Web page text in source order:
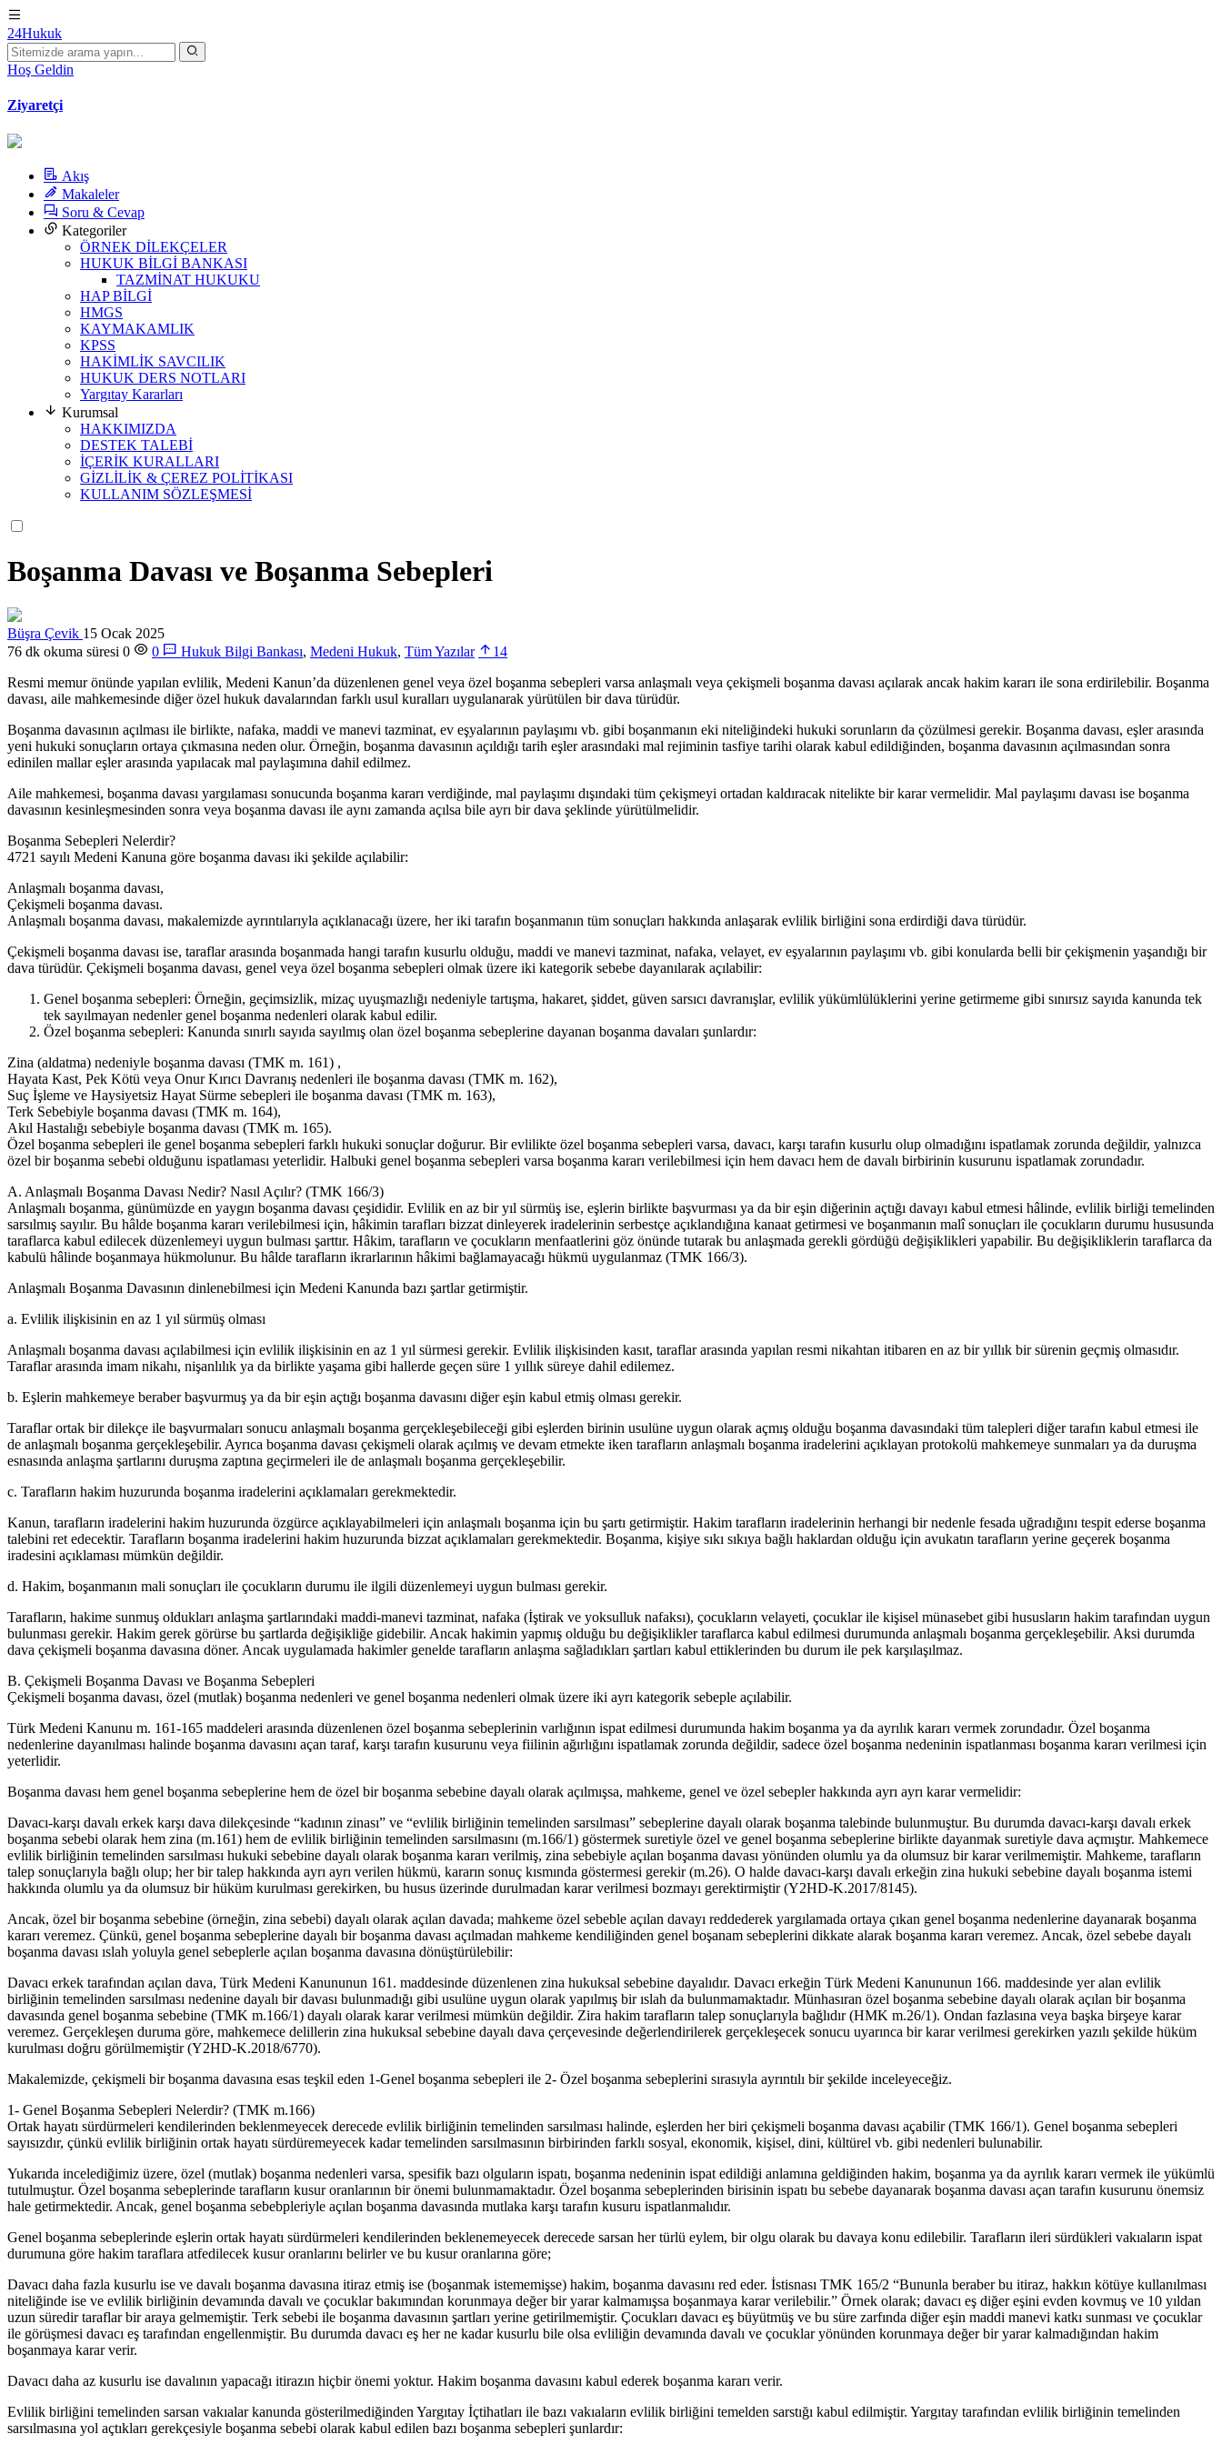
24Hukuk
Hoş Geldin
Ziyaretçi
Akış
Makaleler
Soru & Cevap
Kategoriler
ÖRNEK DİLEKÇELER
HUKUK BİLGİ BANKASI
TAZMİNAT HUKUKU
HAP BİLGİ
HMGS
KAYMAKAMLIK
KPSS
HAKİMLİK SAVCILIK
HUKUK DERS NOTLARI
Yargıtay Kararları
Kurumsal
HAKKIMIZDA
DESTEK TALEBİ
İÇERİK KURALLARI
GİZLİLİK & ÇEREZ POLİTİKASI
KULLANIM SÖZLEŞMESİ
Boşanma Davası ve Boşanma Sebepleri
Büşra Çevik 15 Ocak 2025
76 dk okuma süresi 0 0 Hukuk Bilgi Bankası, Medeni Hukuk, Tüm Yazılar
14
Resmi memur önünde yapılan evlilik, Medeni Kanun’da düzenlenen genel veya özel boşanma sebepleri varsa anlaşmalı veya çekişmeli boşanma davası açılarak ancak hakim kararı ile sona erdirilebilir. Boşanma
davası, aile mahkemesinde diğer özel hukuk davalarından farklı usul kuralları uygulanarak yürütülen bir dava türüdür.
Boşanma davasının açılması ile birlikte, nafaka, maddi ve manevi tazminat, ev eşyalarının paylaşımı vb. gibi boşanmanın eki niteliğindeki hukuki sorunların da çözülmesi gerekir. Boşanma davası, eşler arasında
yeni hukuki sonuçların ortaya çıkmasına neden olur. Örneğin, boşanma davasının açıldığı tarih eşler arasındaki mal rejiminin tasfiye tarihi olarak kabul edildiğinden, boşanma davasının açılmasından sonra
edinilen mallar eşler arasında yapılacak mal paylaşımına dahil edilmez.
Aile mahkemesi, boşanma davası yargılaması sonucunda boşanma kararı verdiğinde, mal paylaşımı dışındaki tüm çekişmeyi ortadan kaldıracak nitelikte bir karar vermelidir. Mal paylaşımı davası ise boşanma
davasının kesinleşmesinden sonra veya boşanma davası ile aynı zamanda açılsa bile ayrı bir dava şeklinde yürütülmelidir.
Boşanma Sebepleri Nelerdir?
4721 sayılı Medeni Kanuna göre boşanma davası iki şekilde açılabilir:
Anlaşmalı boşanma davası,
Çekişmeli boşanma davası.
Anlaşmalı boşanma davası, makalemizde ayrıntılarıyla açıklanacağı üzere, her iki tarafın boşanmanın tüm sonuçları hakkında anlaşarak evlilik birliğini sona erdirdiği dava türüdür.
Çekişmeli boşanma davası ise, taraflar arasında boşanmada hangi tarafın kusurlu olduğu, maddi ve manevi tazminat, nafaka, velayet, ev eşyalarının paylaşımı vb. gibi konularda belli bir çekişmenin yaşandığı bir
dava türüdür. Çekişmeli boşanma davası, genel veya özel boşanma sebepleri olmak üzere iki kategorik sebebe dayanılarak açılabilir:
Genel boşanma sebepleri: Örneğin, geçimsizlik, mizaç uyuşmazlığı nedeniyle tartışma, hakaret, şiddet, güven sarsıcı davranışlar, evlilik yükümlülüklerini yerine getirmeme gibi sınırsız sayıda kanunda tek
tek sayılmayan nedenler genel boşanma nedenleri olarak kabul edilir.
Özel boşanma sebepleri: Kanunda sınırlı sayıda sayılmış olan özel boşanma sebeplerine dayanan boşanma davaları şunlardır:
Zina (aldatma) nedeniyle boşanma davası (TMK m. 161) ,
Hayata Kast, Pek Kötü veya Onur Kırıcı Davranış nedenleri ile boşanma davası (TMK m. 162),
Suç İşleme ve Haysiyetsiz Hayat Sürme sebepleri ile boşanma davası (TMK m. 163),
Terk Sebebiyle boşanma davası (TMK m. 164),
Akıl Hastalığı sebebiyle boşanma davası (TMK m. 165).
Özel boşanma sebepleri ile genel boşanma sebepleri farklı hukuki sonuçlar doğurur. Bir evlilikte özel boşanma sebepleri varsa, davacı, karşı tarafın kusurlu olup olmadığını ispatlamak zorunda değildir, yalnızca
özel bir boşanma sebebi olduğunu ispatlaması yeterlidir. Halbuki genel boşanma sebepleri varsa boşanma kararı verilebilmesi için hem davacı hem de davalı birbirinin kusurunu ispatlamak zorundadır.
A. Anlaşmalı Boşanma Davası Nedir? Nasıl Açılır? (TMK 166/3)
Anlaşmalı boşanma, günümüzde en yaygın boşanma davası çeşididir. Evlilik en az bir yıl sürmüş ise, eşlerin birlikte başvurması ya da bir eşin diğerinin açtığı davayı kabul etmesi hâlinde, evlilik birliği temelinden
sarsılmış sayılır. Bu hâlde boşanma kararı verilebilmesi için, hâkimin tarafları bizzat dinleyerek iradelerinin serbestçe açıklandığına kanaat getirmesi ve boşanmanın malî sonuçları ile çocukların durumu hususunda
taraflarca kabul edilecek düzenlemeyi uygun bulması şarttır. Hâkim, tarafların ve çocukların menfaatlerini göz önünde tutarak bu anlaşmada gerekli gördüğü değişiklikleri yapabilir. Bu değişikliklerin taraflarca da
kabulü hâlinde boşanmaya hükmolunur. Bu hâlde tarafların ikrarlarının hâkimi bağlamayacağı hükmü uygulanmaz (TMK 166/3).
Anlaşmalı Boşanma Davasının dinlenebilmesi için Medeni Kanunda bazı şartlar getirmiştir.
a. Evlilik ilişkisinin en az 1 yıl sürmüş olması
Anlaşmalı boşanma davası açılabilmesi için evlilik ilişkisinin en az 1 yıl sürmesi gerekir. Evlilik ilişkisinden kasıt, taraflar arasında yapılan resmi nikahtan itibaren en az bir yıllık bir sürenin geçmiş olmasıdır.
Taraflar arasında imam nikahı, nişanlılık ya da birlikte yaşama gibi hallerde geçen süre 1 yıllık süreye dahil edilemez.
b. Eşlerin mahkemeye beraber başvurmuş ya da bir eşin açtığı boşanma davasını diğer eşin kabul etmiş olması gerekir.
Taraflar ortak bir dilekçe ile başvurmaları sonucu anlaşmalı boşanma gerçekleşebileceği gibi eşlerden birinin usulüne uygun olarak açmış olduğu boşanma davasındaki tüm talepleri diğer tarafın kabul etmesi ile
de anlaşmalı boşanma gerçekleşebilir. Ayrıca boşanma davası çekişmeli olarak açılmış ve devam etmekte iken tarafların anlaşmalı boşanma iradelerini açıklayan protokolü mahkemeye sunmaları ya da duruşma
esnasında anlaşma şartlarını duruşma zaptına geçirmeleri ile de anlaşmalı boşanma gerçekleşebilir.
c. Tarafların hakim huzurunda boşanma iradelerini açıklamaları gerekmektedir.
Kanun, tarafların iradelerini hakim huzurunda özgürce açıklayabilmeleri için anlaşmalı boşanma için bu şartı getirmiştir. Hakim tarafların iradelerinin herhangi bir nedenle fesada uğradığını tespit ederse boşanma
talebini ret edecektir. Tarafların boşanma iradelerini hakim huzurunda bizzat açıklamaları gerekmektedir. Boşanma, kişiye sıkı sıkıya bağlı haklardan olduğu için avukatın tarafların yerine geçerek boşanma
iradesini açıklaması mümkün değildir.
d. Hakim, boşanmanın mali sonuçları ile çocukların durumu ile ilgili düzenlemeyi uygun bulması gerekir.
Tarafların, hakime sunmuş oldukları anlaşma şartlarındaki maddi-manevi tazminat, nafaka (İştirak ve yoksulluk nafaksı), çocukların velayeti, çocuklar ile kişisel münasebet gibi hususların hakim tarafından uygun
bulunması gerekir. Hakim gerek görürse bu şartlarda değişikliğe gidebilir. Ancak hakimin yapmış olduğu bu değişiklikler taraflarca kabul edilmesi durumunda anlaşmalı boşanma gerçekleşebilir. Aksi durumda
dava çekişmeli boşanma davasına döner. Ancak uygulamada hakimler genelde tarafların anlaşma sağladıkları şartları kabul ettiklerinden bu durum ile pek karşılaşılmaz.
B. Çekişmeli Boşanma Davası ve Boşanma Sebepleri
Çekişmeli boşanma davası, özel (mutlak) boşanma nedenleri ve genel boşanma nedenleri olmak üzere iki ayrı kategorik sebeple açılabilir.
Türk Medeni Kanunu m. 161-165 maddeleri arasında düzenlenen özel boşanma sebeplerinin varlığının ispat edilmesi durumunda hakim boşanma ya da ayrılık kararı vermek zorundadır. Özel boşanma
nedenlerine dayanılması halinde boşanma davasını açan taraf, karşı tarafın kusurunu veya fiilinin ağırlığını ispatlamak zorunda değildir, sadece özel boşanma nedeninin ispatlanması boşanma kararı verilmesi için
yeterlidir.
Boşanma davası hem genel boşanma sebeplerine hem de özel bir boşanma sebebine dayalı olarak açılmışsa, mahkeme, genel ve özel sebepler hakkında ayrı ayrı karar vermelidir:
Davacı-karşı davalı erkek karşı dava dilekçesinde “kadının zinası” ve “evlilik birliğinin temelinden sarsılması” sebeplerine dayalı olarak boşanma talebinde bulunmuştur. Bu durumda davacı-karşı davalı erkek
boşanma sebebi olarak hem zina (m.161) hem de evlilik birliğinin temelinden sarsılmasını (m.166/1) göstermek suretiyle özel ve genel boşanma sebeplerine birlikte dayanmak suretiyle dava açmıştır. Mahkemece
evlilik birliğinin temelinden sarsılması hukuki sebebine dayalı olarak boşanma kararı verilmiş, zina sebebiyle açılan boşanma davası yönünden olumlu ya da olumsuz bir karar verilmemiştir. Mahkeme, tarafların
talep sonuçlarıyla bağlı olup; her bir talep hakkında ayrı ayrı verilen hükmü, kararın sonuç kısmında göstermesi gerekir (m.26). O halde davacı-karşı davalı erkeğin zina hukuki sebebine dayalı boşanma istemi
hakkında olumlu ya da olumsuz bir hüküm kurulması gerekirken, bu husus üzerinde durulmadan karar verilmesi bozmayı gerektirmiştir (Y2HD-K.2017/8145).
Ancak, özel bir boşanma sebebine (örneğin, zina sebebi) dayalı olarak açılan davada; mahkeme özel sebeble açılan davayı reddederek yargılamada ortaya çıkan genel boşanma nedenlerine dayanarak boşanma
kararı veremez. Çünkü, genel boşanma sebeplerine dayalı bir boşanma davası açılmadan mahkeme kendiliğinden genel boşanam sebeplerini dikkate alarak boşanma kararı veremez. Ancak, özel sebebe dayalı
boşanma davası ıslah yoluyla genel sebeplerle açılan boşanma davasına dönüştürülebilir:
Davacı erkek tarafından açılan dava, Türk Medeni Kanununun 161. maddesinde düzenlenen zina hukuksal sebebine dayalıdır. Davacı erkeğin Türk Medeni Kanununun 166. maddesinde yer alan evlilik
birliğinin temelinden sarsılması nedenine dayalı bir davası bulunmadığı gibi usulüne uygun olarak yapılmış bir ıslah da bulunmamaktadır. Münhasıran özel boşanma sebebine dayalı olarak açılan bir boşanma
davasında genel boşanma sebebine (TMK m.166/1) dayalı olarak karar verilmesi mümkün değildir. Zira hakim tarafların talep sonuçlarıyla bağlıdır (HMK m.26/1). Ondan fazlasına veya başka birşeye karar
veremez. Gerçekleşen duruma göre, mahkemece delillerin zina hukuksal sebebine dayalı dava çerçevesinde değerlendirilerek gerçekleşecek sonucu uyarınca bir karar verilmesi gerekirken yazılı şekilde hüküm
kurulması doğru görülmemiştir (Y2HD-K.2018/6770).
Makalemizde, çekişmeli bir boşanma davasına esas teşkil eden 1-Genel boşanma sebepleri ile 2- Özel boşanma sebeplerini sırasıyla ayrıntılı bir şekilde inceleyeceğiz.
1- Genel Boşanma Sebepleri Nelerdir? (TMK m.166)
Ortak hayatı sürdürmeleri kendilerinden beklenmeyecek derecede evlilik birliğinin temelinden sarsılması halinde, eşlerden her biri çekişmeli boşanma davası açabilir (TMK 166/1). Genel boşanma sebepleri
sayısızdır, çünkü evlilik birliğinin ortak hayatı sürdüremeyecek kadar temelinden sarsılmasının birbirinden farklı sosyal, ekonomik, kişisel, dini, kültürel vb. gibi nedenleri bulunabilir.
Yukarıda incelediğimiz üzere, özel (mutlak) boşanma nedenleri varsa, spesifik bazı olguların ispatı, boşanma nedeninin ispat edildiği anlamına geldiğinden hakim, boşanma ya da ayrılık kararı vermek ile yükümlü
tutulmuştur. Özel boşanma sebeplerinde tarafların kusur oranlarının bir önemi bulunmamaktadır. Özel boşanma sebeplerinden birisinin ispatı bu sebebe dayanarak boşanma davası açan tarafın kusurunu önemsiz
hale getirmektedir. Ancak, genel boşanma sebebpleriyle açılan boşanma davasında mutlaka karşı tarafın kusuru ispatlanmalıdır.
Genel boşanma sebeplerinde eşlerin ortak hayatı sürdürmeleri kendilerinden beklenemeyecek derecede sarsan her türlü eylem, bir olgu olarak bu davaya konu edilebilir. Tarafların ileri sürdükleri vakıaların ispat
durumuna göre hakim taraflara atfedilecek kusur oranlarını belirler ve bu kusur oranlarına göre;
Davacı daha fazla kusurlu ise ve davalı boşanma davasına itiraz etmiş ise (boşanmak istememişse) hakim, boşanma davasını red eder. İstisnası TMK 165/2 “Bununla beraber bu itiraz, hakkın kötüye kullanılması
niteliğinde ise ve evlilik birliğinin devamında davalı ve çocuklar bakımından korunmaya değer bir yarar kalmamışsa boşanmaya karar verilebilir.” Örnek olarak; davacı eş diğer eşini evden kovmuş ve 10 yıldan
uzun süredir taraflar bir araya gelmemiştir. Terk sebebi ile boşanma davasının şartları yerine getirilmemiştir. Çocukları davacı eş büyütmüş ve bu süre zarfında diğer eşin maddi manevi katkı sunması ve çocuklar
ile görüşmesi davacı eş tarafından engellenmiştir. Bu durumda davacı eş her ne kadar kusurlu bile olsa evliliğin devamında davalı ve çocuklar yönünden korunmaya değer bir yarar kalmadığından hakim
boşanmaya karar verir.
Davacı daha az kusurlu ise davalının yapacağı itirazın hiçbir önemi yoktur. Hakim boşanma davasını kabul ederek boşanma kararı verir.
Evlilik birliğini temelinden sarsan vakıalar kanunda gösterilmediğinden Yargıtay İçtihatları ile bazı vakıaların evlilik birliğini temelden sarstığı kabul edilmiştir. Yargıtay tarafından evlilik birliğinin temelinden
sarsılmasına yol açtıkları gerekçesiyle boşanma sebebi olarak kabul edilen bazı boşanma sebepleri şunlardır: